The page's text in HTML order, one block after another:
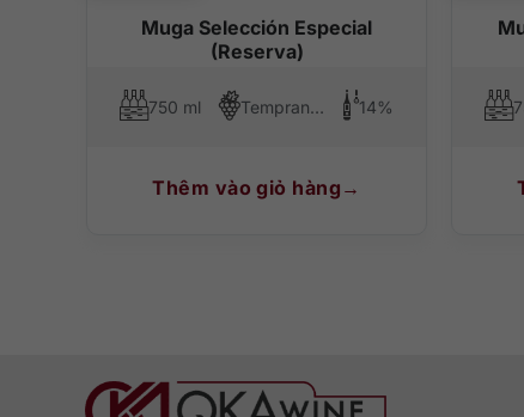
Muga Selección Especial
(Reserva)
750 ml Tempranillo 14%
Thêm vào giỏ hàng